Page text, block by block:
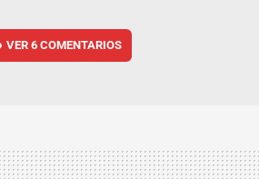
VER6 COMENTARIOS